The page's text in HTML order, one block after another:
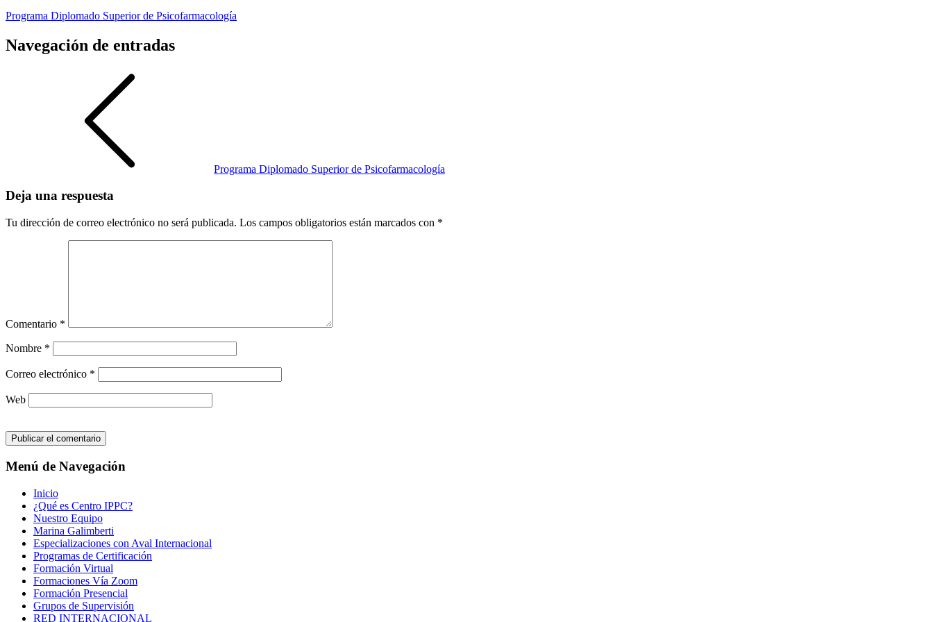
Programa Diplomado Superior de Psicofarmacología
Navegación de entradas
Programa Diplomado Superior de Psicofarmacología
Deja una respuesta
Tu dirección de correo electrónico no será publicada. Los campos obligatorios están marcados con *
Comentario *
Nombre *
Correo electrónico *
Web
Menú de Navegación
Inicio
¿Qué es Centro IPPC?
Nuestro Equipo
Marina Galimberti
Especializaciones con Aval Internacional
Programas de Certificación
Formación Virtual
Formaciones Vía Zoom
Formación Presencial
Grupos de Supervisión
RED INTERNACIONAL